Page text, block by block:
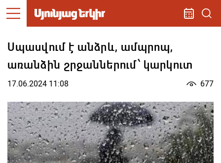
Սպասվում է անձրև, ամպրոպ,
առանձին շրջաններում՝ կարկուտ
17.06.2024 11:08 677